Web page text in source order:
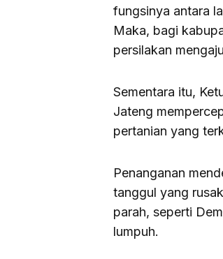
fungsinya antara
Maka, bagi
persilakan
Sementara itu,
Jateng
pertanian yang
Penanganan
tanggul yang
parah, seperti
lumpuh.